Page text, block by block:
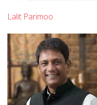
Lalit Parimoo